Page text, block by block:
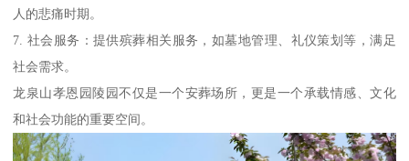
人的悲痛时期。
7. 社会服务：提供殡葬相关服务，如墓地管理、礼仪策划等，满足
社会需求。
龙泉山孝恩园陵园不仅是一个安葬场所，更是一个承载情感、文化
和社会功能的重要空间。